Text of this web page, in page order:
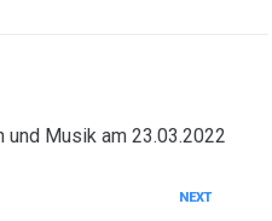
Musik am 23.03.2022
NEXT